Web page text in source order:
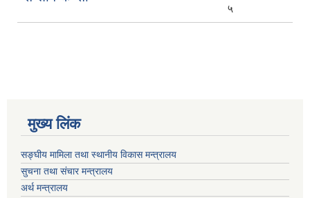
५
मुख्य लिंक
सङ्घीय मामिला तथा स्थानीय विकास मन्त्रालय
सुचना तथा संचार मन्त्रालय
अर्थ मन्त्रालय